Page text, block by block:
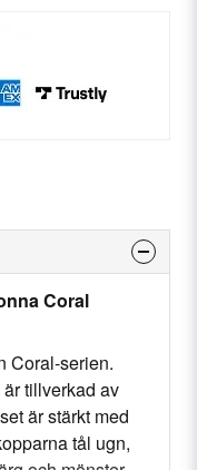
Coral
Coral-serien.
tillverkad av
är stärkt med
tål ugn,